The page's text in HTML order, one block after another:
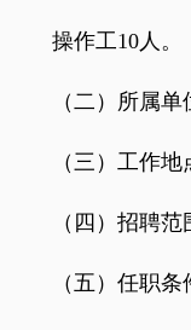
操作工10人。
（二）所属
（三）工作
（四）招聘
（五）任职